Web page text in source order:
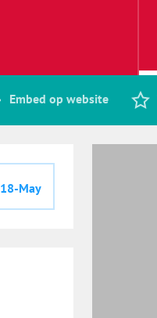
Embed op website
18-May